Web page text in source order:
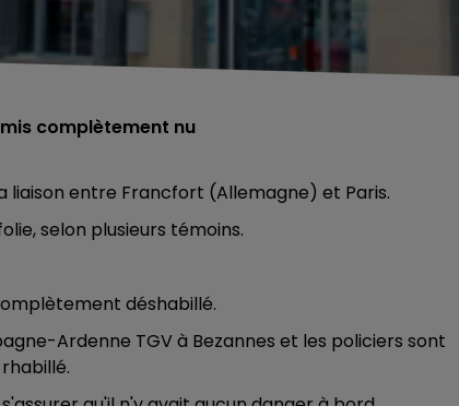
complètement nu
liaison entre Francfort (Allemagne) et Paris.
selon plusieurs témoins.
déshabillé.
Ardenne TGV à Bezannes et les policiers sont
qu'il n'y avait aucun danger à bord.